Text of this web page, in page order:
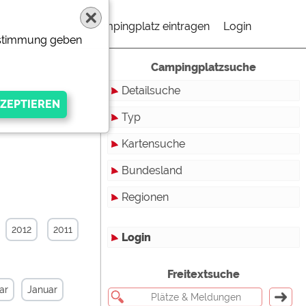
Campingplatz eintragen Login
2012 2011
Januar
Campingplatzsuche
Detailsuche
Typ
Touristikstellplätze
Dauerstellplätze
Reisemobilstellplätze
Bungalows
Kartensuche
Bundesland
Baden-Württemberg
Brandenburg
Regionen
Login
Freitextsuche
geben
Anbieters